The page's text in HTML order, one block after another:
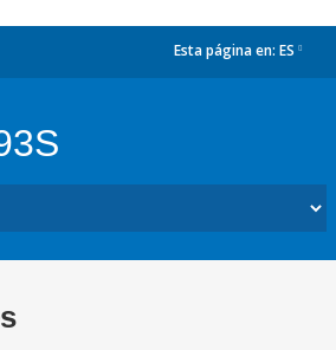
Esta página en: ES